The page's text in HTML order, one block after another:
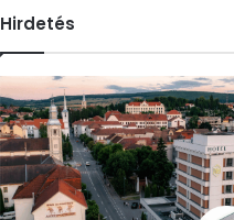
Hirdetés